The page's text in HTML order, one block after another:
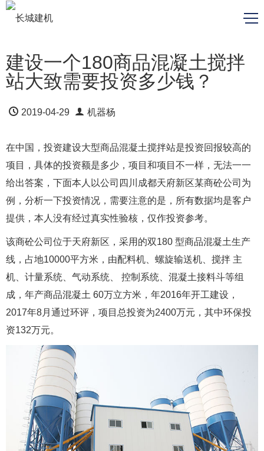
建设一个180商品混凝土搅拌
站大致需要投资多少钱？
2019-04-29 机器杨
在中国，投资建设大型商品混凝土搅拌站是投资回报较高的
项目，具体的投资额是多少，项目和项目不一样，无法一一
给出答案，下面本人以公司四川成都天府新区某商砼公司为
例，分析一下投资情况，需要注意的是，所有数据均是客户
提供，本人没有经过真实性验核，仅作投资参考。
该商砼公司位于天府新区，采用的双180 型商品混凝土生产
线，占地10000平方米，由配料机、螺旋输送机、搅拌 主
机、计量系统、气动系统、 控制系统、混凝土接料斗等组
成，年产商品混凝土 60万立方米，年2016年开工建设，
2017年8月通过环评，项目总投资为2400万元，其中环保投
资132万元。